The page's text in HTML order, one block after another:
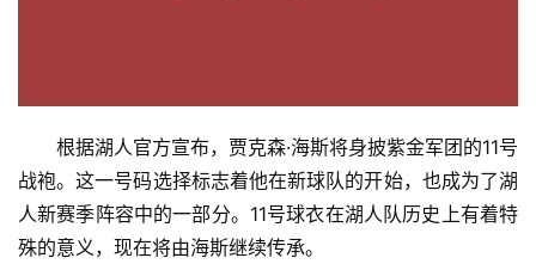
根据湖人官方宣布，贾克森·海斯将身披紫金军团的11号
战袍。这一号码选择标志着他在新球队的开始，也成为了湖
人新赛季阵容中的一部分。11号球衣在湖人队历史上有着特
殊的意义，现在将由海斯继续传承。